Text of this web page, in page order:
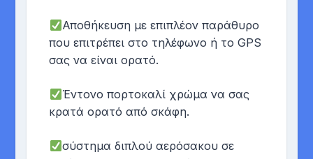
Αποθήκευση με επιπλέον παράθυρο
που επιτρέπει στο τηλέφωνο ή το GPS
σας να είναι ορατό.
Έντονο πορτοκαλί χρώμα να σας
κρατά ορατό από σκάφη.
σύστημα διπλού αερόσακου σε